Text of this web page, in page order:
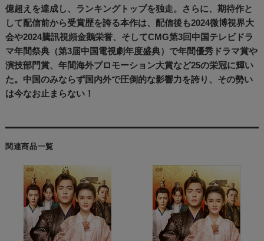
億超えを達成し、ランキングトップを独走。さらに、期待作と
して配信前から受賞歴を誇る本作は、配信後も2024微博視界大
会や2024騰訊視頻金鵝栄誉、そしてCMG第3回中国テレビドラ
マ年間祭典（第3届中国電視劇年度盛典）で年間優秀ドラマ賞や
演技部門賞、年間海外プロモーション大賞など25の栄冠に輝い
た。中国のみならず国内外で圧倒的な影響力を誇り、その勢い
は今なお止まらない！
関連商品一覧